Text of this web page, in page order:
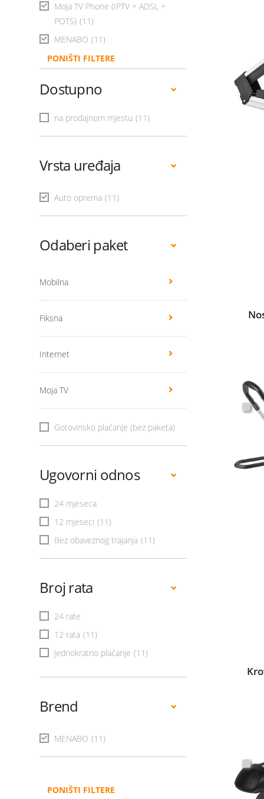
Moja TV Phone (IPTV + ADSL +
POTS) (11)
MENABO (11)
PONIŠTI FILTERE
Dostupno
na prodajnom mjestu (11)
Vrsta uređaja
Auto oprema (11)
Odaberi paket
Mobilna
Fiksna
Internet
Moja TV
Gotovinsko plaćanje (bez paketa)
Ugovorni odnos
24 mjeseca
12 mjeseci (11)
Bez obaveznog trajanja (11)
Broj rata
24 rate
12 rata (11)
Jednokratno plaćanje (11)
Brend
MENABO (11)
PONIŠTI FILTERE